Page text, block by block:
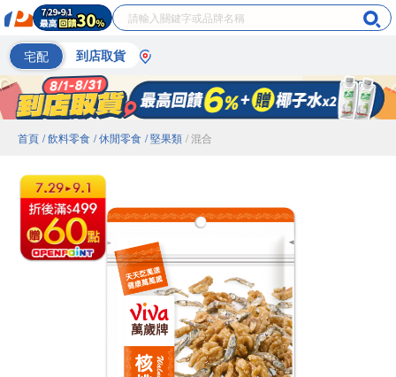
宅配 到店取貨
首頁 / 飲料零食 / 休閒零食 / 堅果類 / 混合